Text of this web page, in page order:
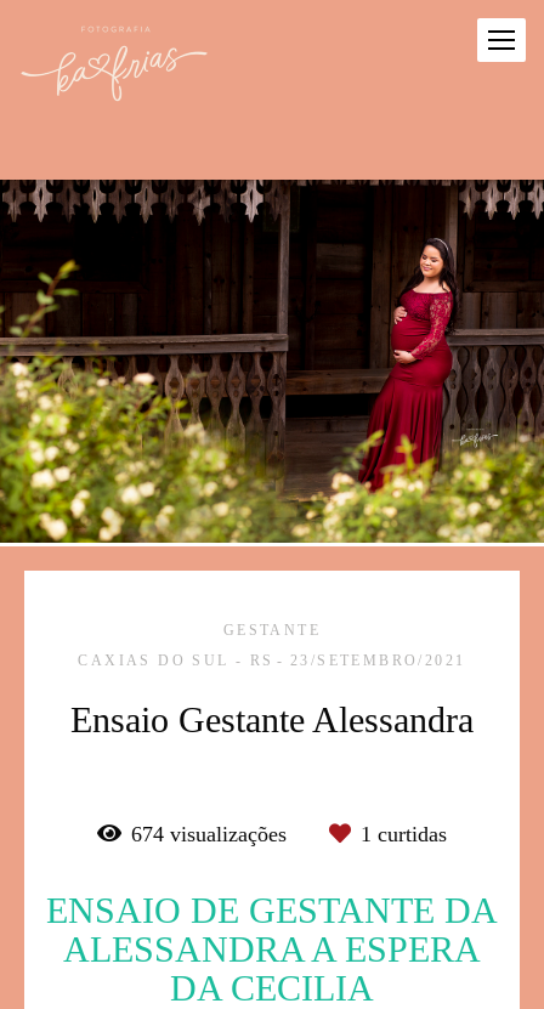
GESTANTE
CAXIAS DO SUL - RS
23/SETEMBRO/2021
Ensaio Gestante Alessandra
674 visualizações 1 curtidas
ENSAIO DE GESTANTE DA
ALESSANDRA A ESPERA
DA CECILIA